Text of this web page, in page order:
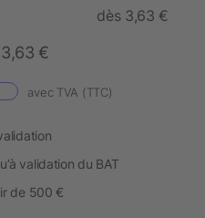
dès 3,63 €
3,63 €
avec TVA (TTC)
validation du BAT
de 500 €